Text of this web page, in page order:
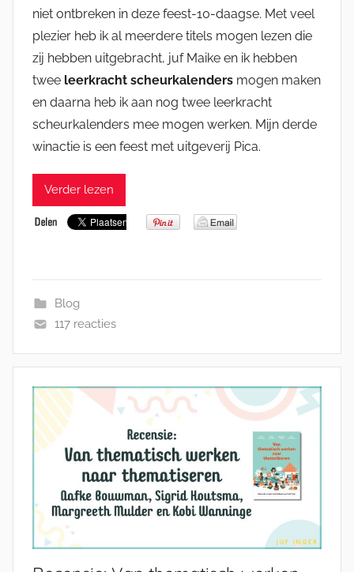
niet ontbreken in deze feest-10-daagse. Met veel
plezier heb ik al meerdere titels mogen lezen die
zij hebben uitgebracht, juf Maike en ik hebben
twee leerkracht scheurkalenders mogen maken
en daarna heb ik aan nog twee leerkracht
scheurkalenders mee mogen werken. Mijn derde
winactie is een feest met uitgeverij Pica.
Verder lezen
Blog
117 reacties